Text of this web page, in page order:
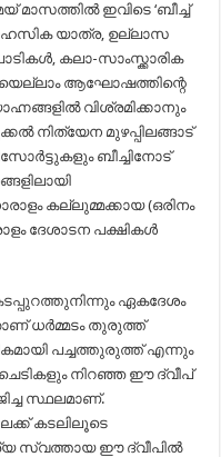
മാസത്തിൽ ഇവിടെ ‘ബീച്ച്
യാത്ര, ഉല്ലാസ
കലാ-സാംസ്ക്കാരിക
ആഘോഷത്തിന്റെ
വിശ്രമിക്കാനും
നിത്യേന മുഴപ്പിലങ്ങാട്
ബീച്ചിനോട്
കല്ലുമ്മക്കായ (ഒരിനം
ദേശാടന പക്ഷികൾ
ഏകദേശം
ധർമ്മടം തുരുത്ത്
പച്ചത്തുരുത്ത് എന്നും
നിറഞ്ഞ ഈ ദ്വീപ്
സ്ഥലമാണ്.
കടലിലൂടെ
സ്വത്തായ ഈ ദ്വീപിൽ